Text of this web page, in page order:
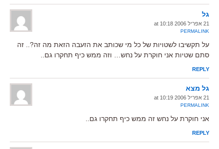
גל
21 אפריל 2006 at 10:18
PERMALINK
על תקשיבו לשטויות של כל מי שכותב את הזעבה הזאת מה זה?.. זה
סתם שטיות אני חוקרת על נחש… וזה ממש כיף תחקרו גם..
REPLY
גל מצא
21 אפריל 2006 at 10:19
PERMALINK
אני חוקרת על נחש זה ממש כיף תחקרו גם..
REPLY